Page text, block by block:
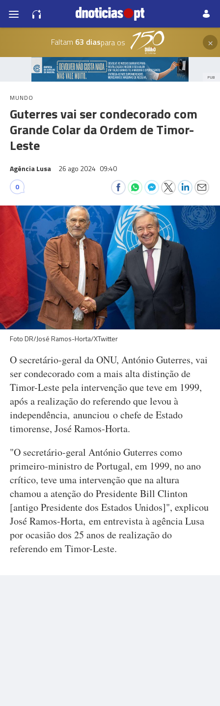
Faltam 63 diaspara os ×
PUB
MUNDO
Guterres vai ser condecorado com
Grande Colar da Ordem de Timor-
Leste
Agência Lusa 26 ago 2024 09:40
0
Foto DR/José Ramos-Horta/XTwitter
O secretário-geral da ONU, António Guterres, vai
ser condecorado com a mais alta distinção de
Timor-Leste pela intervenção que teve em 1999,
após a realização do referendo que levou à
independência, anunciou o chefe de Estado
timorense, José Ramos-Horta.
"O secretário-geral António Guterres como
primeiro-ministro de Portugal, em 1999, no ano
crítico, teve uma intervenção que na altura
chamou a atenção do Presidente Bill Clinton
[antigo Presidente dos Estados Unidos]", explicou
José Ramos-Horta, em entrevista à agência Lusa
por ocasião dos 25 anos de realização do
referendo em Timor-Leste.